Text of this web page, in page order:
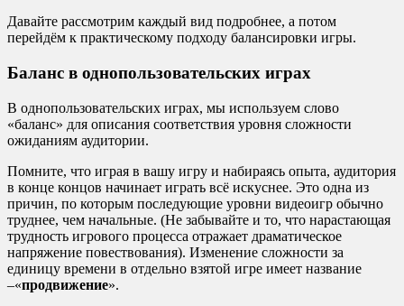
Давайте рассмотрим каждый вид подробнее, а потом
перейдём к практическому подходу балансировки игры.
Баланс в однопользовательских играх
В однопользовательских играх, мы используем слово
«баланс» для описания соответствия уровня сложности
ожиданиям аудитории.
Помните, что играя в вашу игру и набираясь опыта, аудитория
в конце концов начинает играть всё искуснее. Это одна из
причин, по которым последующие уровни видеоигр обычно
труднее, чем начальные. (Не забывайте и то, что нарастающая
трудность игрового процесса отражает драматическое
напряжение повествования). Изменение сложности за
единицу времени в отдельно взятой игре имеет название
–«продвижение».